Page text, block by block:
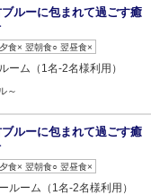
ルーに包まれて過ごす癒
夕食× 翌朝食○ 翌昼食×
ム（1名‐2名様利用）
～
ルーに包まれて過ごす癒
夕食× 翌朝食○ 翌昼食×
ーム（1名‐2名様利用）